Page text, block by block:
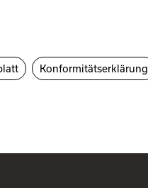
Konformitätserklärung